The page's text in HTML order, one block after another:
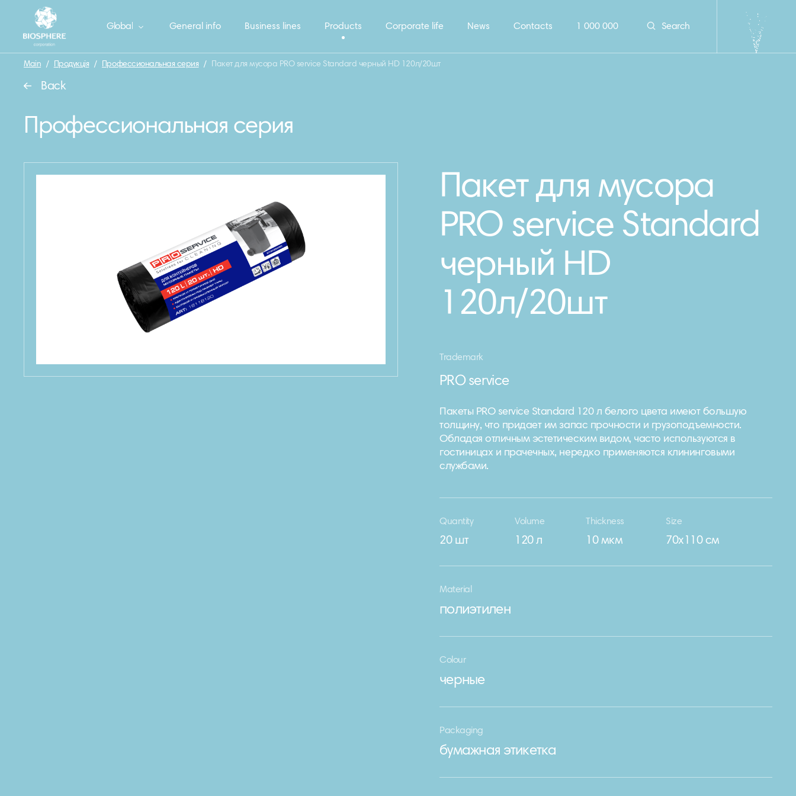
General info Business lines Products Corporate life News Contacts 1 000 000 Search
Global
Main / Продукція / Профессиональная серия / Пакет для мусора PRO service Standard черный HD 120л/20шт
Back
Профессиональная серия
Пакет для мусора
PRO service Standard
черный HD
120л/20шт
Trademark
PRO service
Пакеты PRO service Standard 120 л белого цвета имеют большую
толщину, что придает им запас прочности и грузоподъемности.
Обладая отличным эстетическим видом, часто используются в
гостиницах и прачечных, нередко применяются клининговыми
службами.
Quantity
20 шт
Volume
120 л
Thickness
10 мкм
Size
70х110 см
Material
полиэтилен
Colour
черные
Packaging
бумажная этикетка